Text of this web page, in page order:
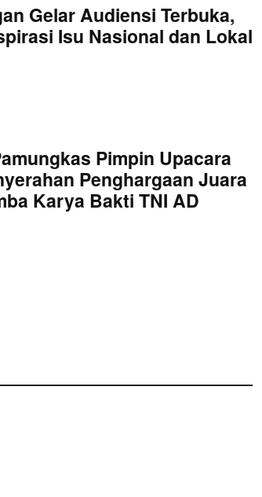
Gelar Audiensi Terbuka,
Isu Nasional dan Lokal
Pimpin Upacara
Penghargaan Juara
Karya Bakti TNI AD